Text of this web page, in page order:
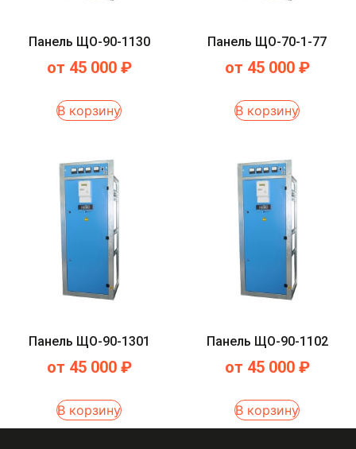
Панель ЩО-90-1130
от 45 000 ₽
В корзину
Панель ЩО-70-1-77
от 45 000 ₽
В корзину
Панель ЩО-90-1301
от 45 000 ₽
В корзину
Панель ЩО-90-1102
от 45 000 ₽
В корзину